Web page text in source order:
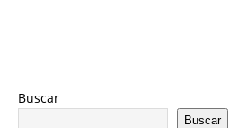
Buscar
Buscar